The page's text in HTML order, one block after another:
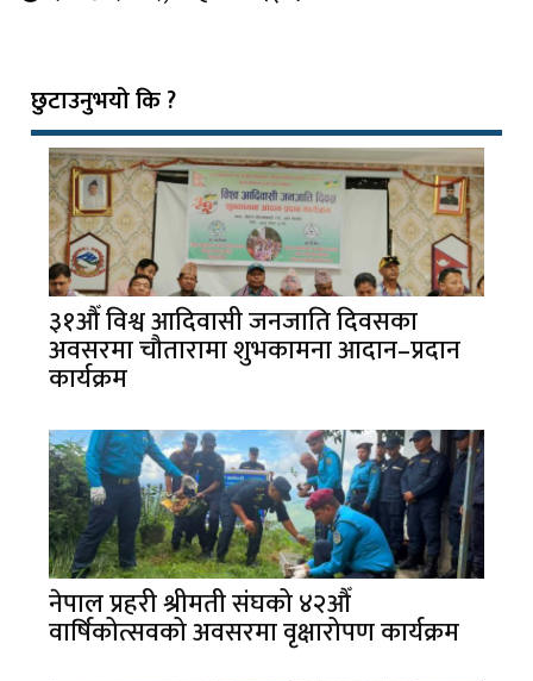
छुटाउनुभयो कि ?
३१औँ विश्व आदिवासी जनजाति दिवसका
अवसरमा चौतारामा शुभकामना आदान–प्रदान
कार्यक्रम
नेपाल प्रहरी श्रीमती संघको ४२औँ
वार्षिकोत्सवको अवसरमा वृक्षारोपण कार्यक्रम